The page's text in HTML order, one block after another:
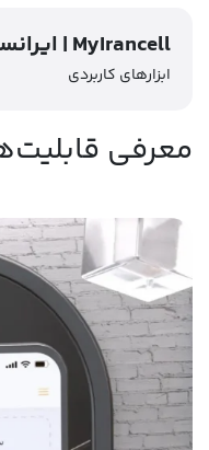
ایرانسل من | MyIrancell
ابزارهای کاربردی
معرفی